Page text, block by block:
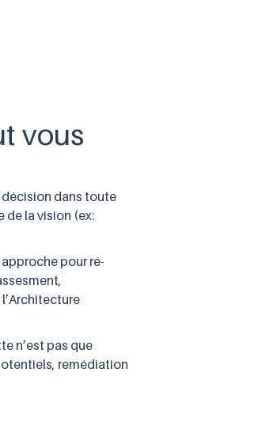
vous
décision dans toute
de la vision (ex:
pour ré-
n’est pas que
remédiation